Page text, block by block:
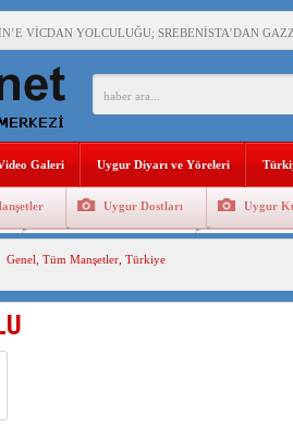
VİCDAN YOLCULUĞU; SREBENİSTA’DAN
“GÜVENLİK”SÖYLEMİ İLE DOĞU TÜRKİSTAN’DA
YAŞAYAN UYGURLARA
PARTİ GENEL BAŞKANI AĞIRALİOĞLU :
DOĞU TÜRKİSTAN’DAKİ UYGULAMALARI
AKADEMİSİ BAŞKANI DOÇ.DR.KAAN : DOĞU
KAYNAYAN YARAMIZ : ÇİN İŞGALİNDEKİ
Galeri Uygur Diyarı ve Yöreleri
Uygur Dostları Uygur
Genel Tüm Manşetler Türkiye